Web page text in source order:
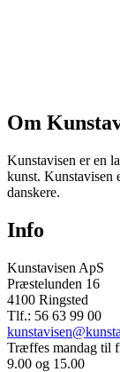
Om
Kunstavisen er en
kunst. Kunstavisen
danskere.
Info
Kunstavisen ApS
Præstelunden 16
4100 Ringsted
Tlf.: 56 63 99 00
Træffes mandag til
9.00 og 15.00